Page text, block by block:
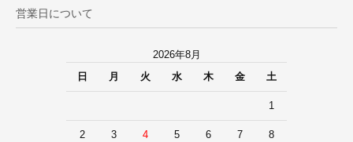
営業日について
2026年8月
日
月 火 水 木 金 土
1
2 3 4 5 6 7 8